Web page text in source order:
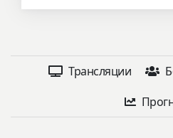
Трансляции